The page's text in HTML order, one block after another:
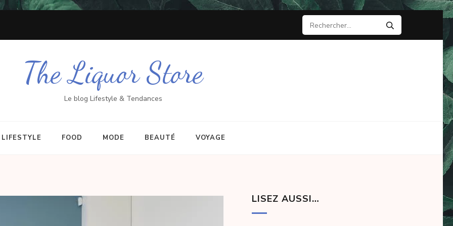
Rechercher :
The Liquor Store
Le blog Lifestyle & Tendances
LIFESTYLE FOOD MODE BEAUTÉ VOYAGE
LISEZ AUSSI…